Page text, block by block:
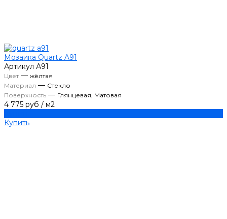
Мозаика Quartz A91
Артикул А91
Цвет— жёлтая
Материал — Стекло
Поверхность — Глянцевая, Матовая
4 775 руб / м2
Купить